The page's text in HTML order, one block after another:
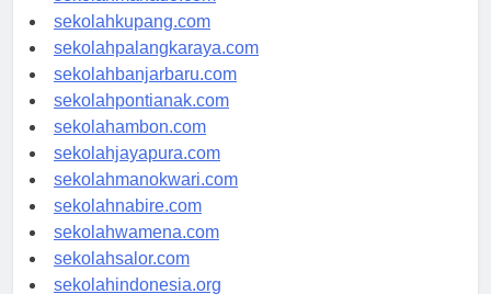
sekolahmanado.com
sekolahkupang.com
sekolahpalangkaraya.com
sekolahbanjarbaru.com
sekolahpontianak.com
sekolahambon.com
sekolahjayapura.com
sekolahmanokwari.com
sekolahnabire.com
sekolahwamena.com
sekolahsalor.com